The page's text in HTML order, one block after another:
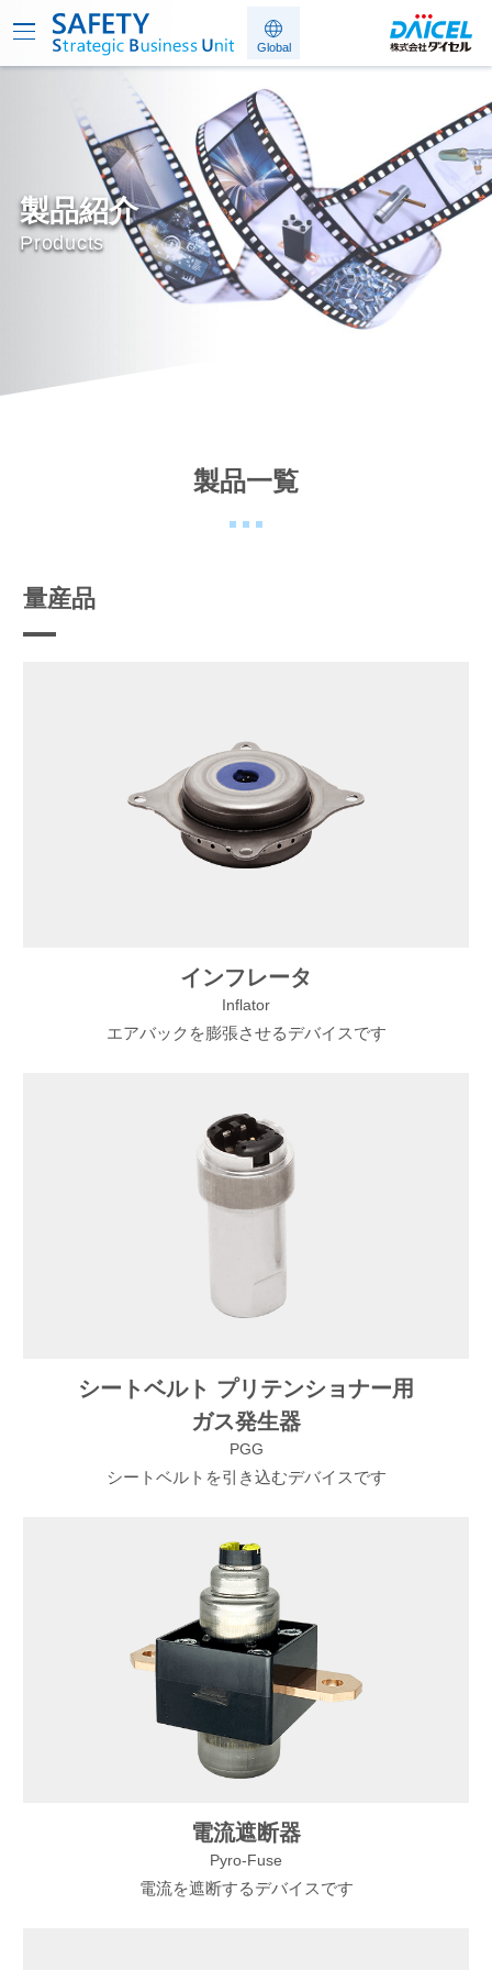
製品紹介
Products
製品一覧
量産品
インフレータ
Inflator
エアバックを膨張させるデバイスです
シートベルト プリテンショナー用
ガス発生器
PGG
シートベルトを引き込むデバイスです
電流遮断器
Pyro-Fuse
電流を遮断するデバイスです